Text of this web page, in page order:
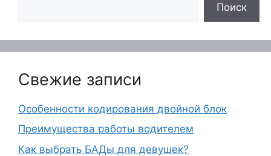
Поиск
Свежие записи
Особенности кодирования двойной блок
Преимущества работы водителем
Как выбрать БАДы для девушек?